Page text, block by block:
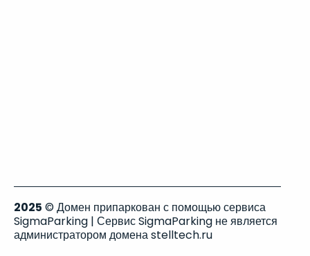
2025 © Домен припаркован с помощью сервиса
SigmaParking | Сервис SigmaParking не является
администратором домена stelltech.ru